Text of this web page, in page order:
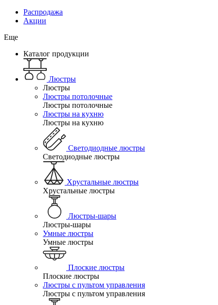
Распродажа
Акции
Еще
Каталог продукции
Люстры
Люстры
Люстры потолочные
Люстры потолочные
Люстры на кухню
Люстры на кухню
Светодиодные люстры
Светодиодные люстры
Хрустальные люстры
Хрустальные люстры
Люстры-шары
Люстры-шары
Умные люстры
Умные люстры
Плоские люстры
Плоские люстры
Люстры с пультом управления
Люстры с пультом управления